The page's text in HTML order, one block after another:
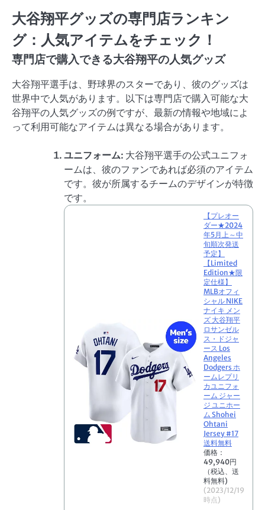
大谷翔平グッズの専門店ランキン
グ：人気アイテムをチェック！
専門店で購入できる大谷翔平の人気グッズ
大谷翔平選手は、野球界のスターであり、彼のグッズは
世界中で人気があります。以下は専門店で購入可能な大
谷翔平の人気グッズの例ですが、最新の情報や地域によ
って利用可能なアイテムは異なる場合があります。
ユニフォーム: 大谷翔平選手の公式ユニフォ
ームは、彼のファンであれば必須のアイテム
です。彼が所属するチームのデザインが特徴
です。
【プレオー
ダー★2024
年5月上～中
旬順次発送
予定】
【Limited
Edition★限
定仕様】
MLBオフィ
シャル NIKE
ナイキ メン
ズ 大谷翔平
ロサンゼル
ス・ドジャ
ース Los
Angeles
Dodgers ホ
ームレプリ
カユニフォ
ーム ジャー
ジ ユニホー
ム Shohei
Ohtani
Jersey #17
送料無料
価格：
49,940円
（税込、送
料無料)
(2023/12/19
時点)